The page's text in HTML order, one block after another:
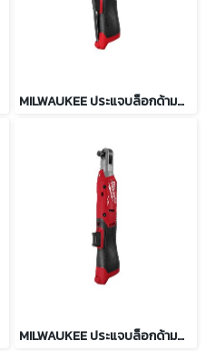
MILWAUKEE ประแจบล็อกด้ามฟรี 3/8″ 95 Nm รุ่น M12 FIR38G2-0B0
MILWAUKEE ประแจบล็อกด้ามฟรี 1/2″ 108 Nm รุ่น M12 FIR12G2-0B0